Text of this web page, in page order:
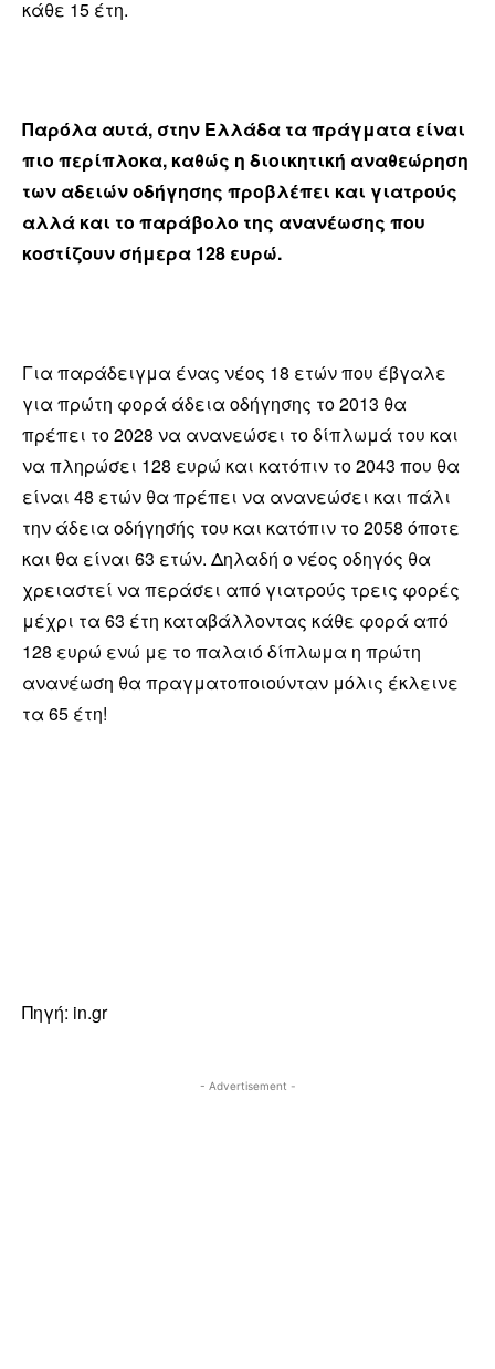
κάθε 15 έτη.
Παρόλα αυτά, στην Ελλάδα τα πράγματα είναι
πιο περίπλοκα, καθώς η διοικητική αναθεώρηση
των αδειών οδήγησης προβλέπει και γιατρούς
αλλά και το παράβολο της ανανέωσης που
κοστίζουν σήμερα 128 ευρώ.
Για παράδειγμα ένας νέος 18 ετών που έβγαλε
για πρώτη φορά άδεια οδήγησης το 2013 θα
πρέπει το 2028 να ανανεώσει το δίπλωμά του και
να πληρώσει 128 ευρώ και κατόπιν το 2043 που θα
είναι 48 ετών θα πρέπει να ανανεώσει και πάλι
την άδεια οδήγησής του και κατόπιν το 2058 όποτε
και θα είναι 63 ετών. Δηλαδή ο νέος οδηγός θα
χρειαστεί να περάσει από γιατρούς τρεις φορές
μέχρι τα 63 έτη καταβάλλοντας κάθε φορά από
128 ευρώ ενώ με το παλαιό δίπλωμα η πρώτη
ανανέωση θα πραγματοποιούνταν μόλις έκλεινε
τα 65 έτη!
Πηγή: in.gr
- Advertisement -